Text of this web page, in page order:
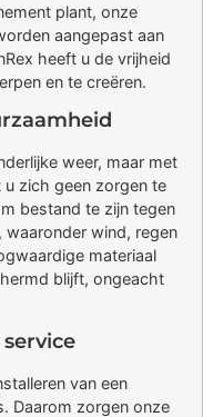
plant, onze
aangepast aan
heeft u de vrijheid
en te creëren.
weer, maar met
zich geen zorgen te
bestand te zijn tegen
wind, regen
materiaal
blijft, ongeacht
van een
Daarom zorgen onze